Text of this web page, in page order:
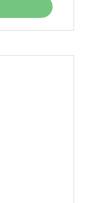
es:
$7631,13.